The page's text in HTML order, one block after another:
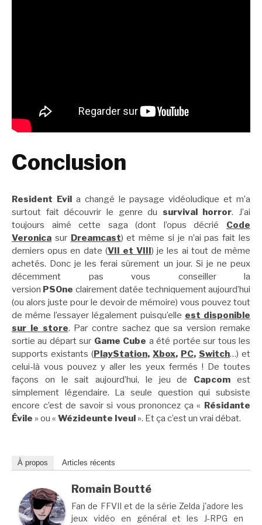
Conclusion
Resident Evil a changé le paysage vidéoludique et m’a
surtout fait découvrir le genre du survival horror. J’ai
toujours aimé cette saga (dont l’opus décrié Code
Veronica sur Dreamcast) et même si je n’ai pas fait les
derniers opus en date (VII et VIII) je les ai tout de même
achetés. Donc je les ferai sûrement un jour. Si je ne peux
décemment pas vous conseiller la
version PSOne clairement datée techniquement aujourd’hui
(ou alors juste pour le devoir de mémoire) vous pouvez tout
de même l’essayer légalement puisqu’elle est disponible
sur le store. Par contre sachez que sa version remake
sortie au départ sur Game Cube a été portée sur tous les
supports existants (PlayStation, Xbox, PC, Switch…) et
celui-là vous pouvez y aller les yeux fermés ! De toutes
façons on le sait aujourd’hui, le jeu de Capcomest
simplement légendaire. La seule question qui subsiste
encore c’est de savoir si vous prononcez ça « Résidante
Évile » ou « Wézideunte Iveul ». Et ça c’est un vrai débat.
À propos Articles récents
Romain Boutté
Fan de FFVII et de la série Zelda j'adore les
jeux vidéo en général et les J-RPG en